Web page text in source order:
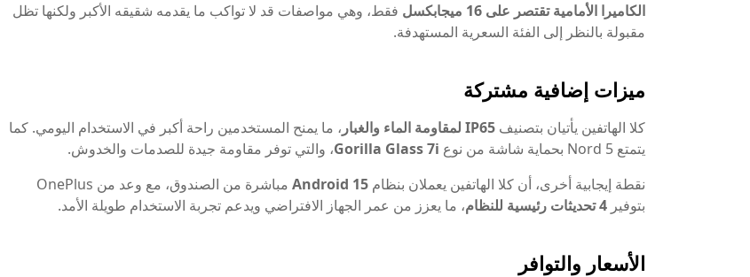
الكاميرا الأمامية تقتصر على 16 ميجابكسل
فقط، وهي مواصفات قد لا تواكب ما يقدمه شقيقه الأكبر ولكنها تظل
مقبولة بالنظر إلى الفئة السعرية المستهدفة.
ميزات إضافية مشتركة
كلا الهاتفين يأتيان بتصنيف IP65 لمقاومة الماء والغبار
، ما يمنح المستخدمين راحة أكبر في الاستخدام اليومي. كما
يتمتع Nord 5 بحماية شاشة من نوع
Gorilla Glass 7i، والتي توفر مقاومة جيدة للصدمات والخدوش.
نقطة إيجابية أخرى، أن كلا الهاتفين يعملان بنظام Android 15
مباشرة من الصندوق، مع وعد من OnePlus
بتوفير 4 تحديثات رئيسية للنظام ، ما يعزز من عمر الجهاز الافتراضي ويدعم تجربة الاستخدام طويلة الأمد.
الأسعار والتوافر